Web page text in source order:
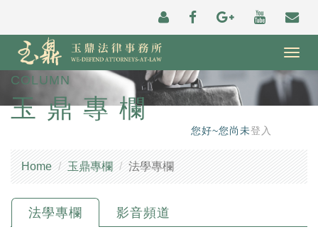
COLUMN
玉鼎專欄
您好~您尚未登入
Home 玉鼎專欄 法學專欄
法學專欄 影音頻道